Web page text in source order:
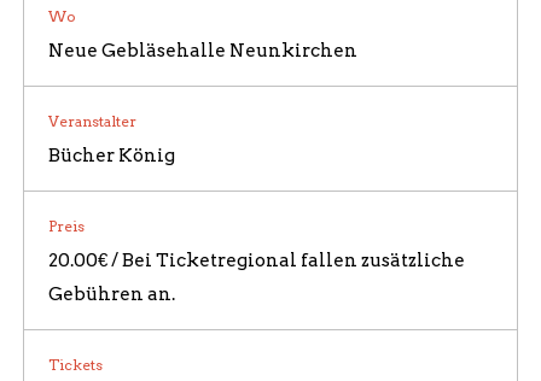
Wo
Neue Gebläsehalle Neunkirchen
Veranstalter
Bücher König
Preis
20.00€ / Bei Ticketregional fallen zusätzliche
Gebühren an.
Tickets